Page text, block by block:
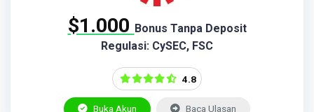
$1.000 Bonus Tanpa Deposit
Regulasi: CySEC, FSC
4.8
Buka Akun Baca Ulasan